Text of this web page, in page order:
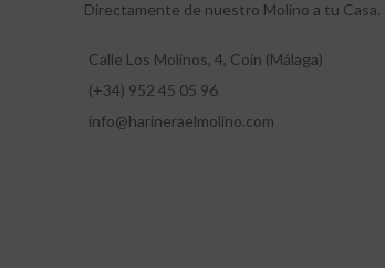
Directamente de nuestro Molino a tu Casa.
Calle Los Molinos, 4, Coín (Málaga)
(+34) 952 45 05 96
info@harineraelmolino.com